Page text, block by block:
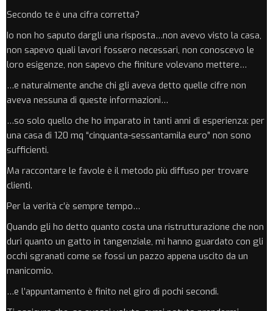
Secondo te è una cifra corretta?
Io non ho saputo dargli una risposta…non avevo visto la casa,
non sapevo quali lavori fossero necessari, non conoscevo le
loro esigenze, non sapevo che finiture volevano mettere…
…e naturalmente anche chi gli aveva detto quelle cifre non
aveva nessuna di queste informazioni…
…so solo quello che ho imparato in tanti anni di esperienza: per
una casa di 120 mq “cinquanta-sessantamila euro” non sono
sufficienti.
Ma raccontare le favole è il metodo più diffuso per trovare
clienti.
Per la verità c’è sempre tempo…
Quando gli ho detto quanto costa una ristrutturazione che non
duri quanto un gatto in tangenziale, mi hanno guardato con gli
occhi sgranati come se fossi un pazzo appena uscito da un
manicomio.
…e l’appuntamento è finito nel giro di pochi secondi.